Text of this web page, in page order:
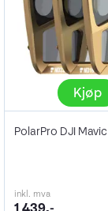
Kjøp
inkl. mva